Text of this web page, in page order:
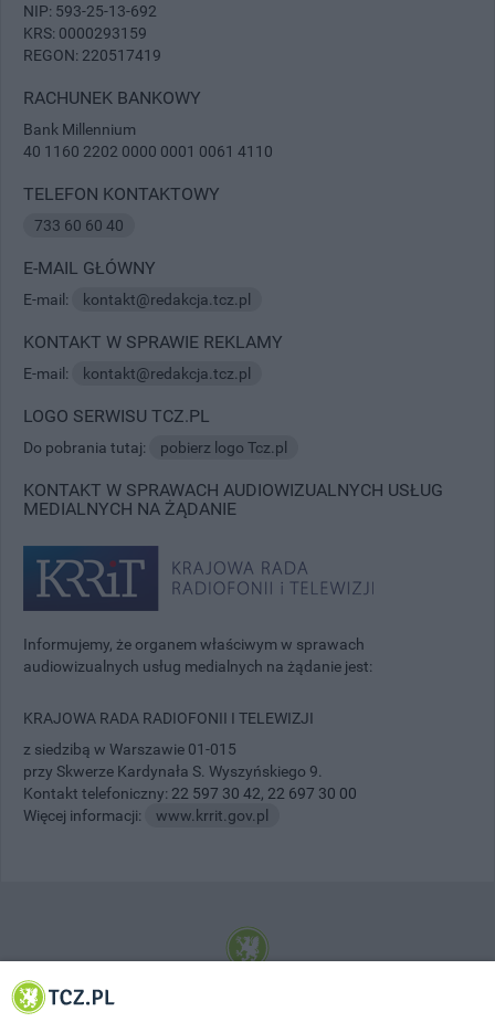
NIP: 593-25-13-692
KRS: 0000293159
REGON: 220517419
RACHUNEK BANKOWY
Bank Millennium
40 1160 2202 0000 0001 0061 4110
TELEFON KONTAKTOWY
733 60 60 40
E-MAIL GŁÓWNY
E-mail: kontakt@redakcja.tcz.pl
KONTAKT W SPRAWIE REKLAMY
E-mail: kontakt@redakcja.tcz.pl
LOGO SERWISU TCZ.PL
Do pobrania tutaj: pobierz logo Tcz.pl
KONTAKT W SPRAWACH AUDIOWIZUALNYCH USŁUG
MEDIALNYCH NA ŻĄDANIE
Informujemy, że organem właściwym w sprawach
audiowizualnych usług medialnych na żądanie jest:
KRAJOWA RADA RADIOFONII I TELEWIZJI
z siedzibą w Warszawie 01-015
przy Skwerze Kardynała S. Wyszyńskiego 9.
Kontakt telefoniczny: 22 597 30 42, 22 697 30 00
Więcej informacji:
www.krrit.gov.pl
© 2001-2026 Tczew - TCZ.PL Sp. z o.o. Internetowy Serwis Informacyjny Miasta